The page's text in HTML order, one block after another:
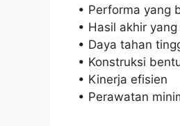
• Performa yang
• Hasil akhir
• Daya tahan
• Konstruksi
• Kinerja efisien
• Perawatan